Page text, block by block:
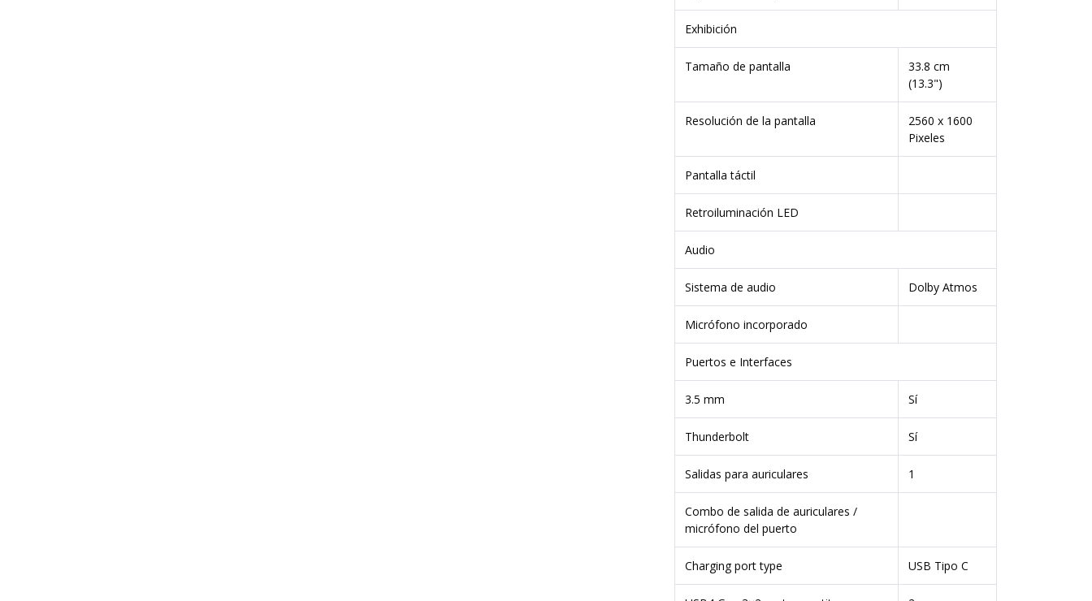
Exhibición
Tamaño de pantalla
33.8 cm
(13.3")
Resolución de la pantalla
2560 x 1600
Pixeles
Pantalla táctil
Retroiluminación LED
Audio
Sistema de audio Dolby Atmos
Micrófono incorporado
Puertos e Interfaces
3.5 mm Sí
Thunderbolt Sí
Salidas para auriculares 1
Combo de salida de auriculares /
micrófono del puerto
Charging port type USB Tipo C